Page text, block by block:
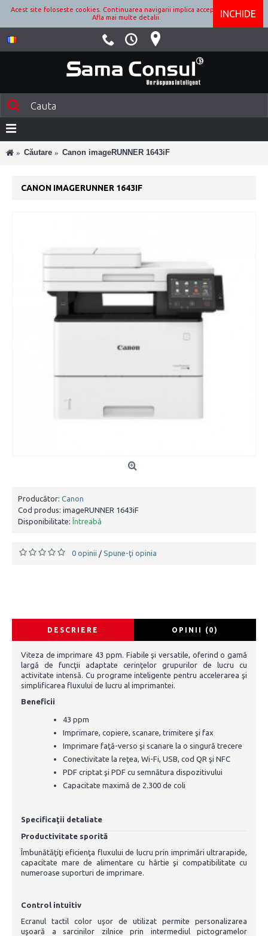
Acest site foloseste cookies. Continuarea navigarii implica acceptarea lor.
Afla mai multe detalii.
INCHIDE
Căutare Canon imageRUNNER 1643iF
CANON IMAGERUNNER 1643IF
Producător: Canon
Cod produs: imageRUNNER 1643iF
Disponibilitate: Întreabă
0 opinii / Spune-ţi opinia
DESCRIERE OPINII (0)
Viteza de imprimare 43 ppm. Fiabile şi versatile, oferind o gamă
largă de funcţii adaptate cerinţelor grupurilor de lucru cu
activitate intensă. Cu programe inteligente pentru accelerarea şi
simplificarea fluxului de lucru al imprimantei.
Beneficii
43 ppm
Imprimare, copiere, scanare, trimitere şi fax
Imprimare faţă-verso şi scanare la o singură trecere
Conectivitate la reţea, Wi-Fi, USB, cod QR şi NFC
PDF criptat şi PDF cu semnătura dispozitivului
Capacitate maximă de 2.300 de coli
Specificaţii detaliate
Productivitate sporită
Îmbunătăţiţi eficienţa fluxului de lucru prin imprimări ultrarapide,
capacitate mare de alimentare cu hârtie şi compatibilitate cu
numeroase suporturi de imprimare.
Control intuitiv
Ecranul tactil color uşor de utilizat permite personalizarea
uşoară a sarcinilor zilnice prin intermediul pictogramelor